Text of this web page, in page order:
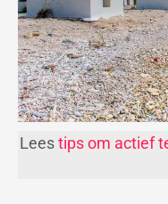
Leestips om actief